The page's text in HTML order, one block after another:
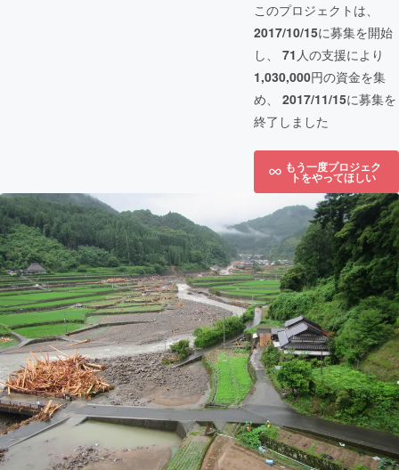
このプロジェクトは、
2017/10/15に募集を開始
し、 71 人の支援により
1,030,000円の資金を集
め、 2017/11/15に募集を
終了しました
もう一度プロジェク
トをやってほしい